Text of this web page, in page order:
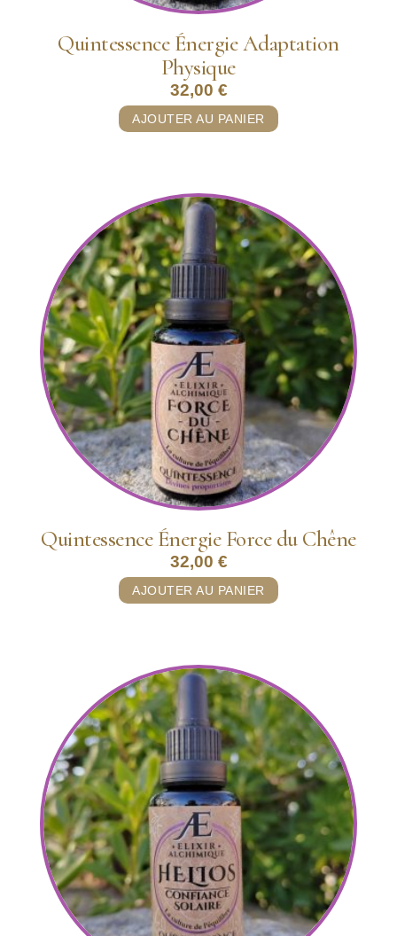
Quintessence Énergie Adaptation
Physique
32,00 €
AJOUTER AU PANIER
Quintessence Énergie Force du Chêne
32,00 €
AJOUTER AU PANIER